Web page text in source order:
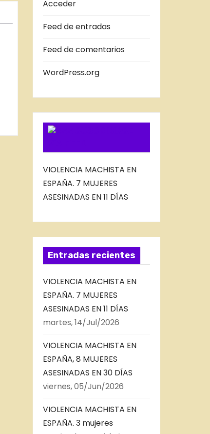
D
B
O
G
Acceder
Feed de entradas
Feed de comentarios
WordPress.org
VIOLENCIA MACHISTA EN
ESPAÑA. 7 MUJERES
ASESINADAS EN 11 DÍAS
Entradas recientes
VIOLENCIA MACHISTA EN
ESPAÑA. 7 MUJERES
ASESINADAS EN 11 DÍAS
martes, 14/Jul/2026
VIOLENCIA MACHISTA EN
ESPAÑA, 8 MUJERES
ASESINADAS EN 30 DÍAS
viernes, 05/Jun/2026
VIOLENCIA MACHISTA EN
ESPAÑA. 3 mujeres